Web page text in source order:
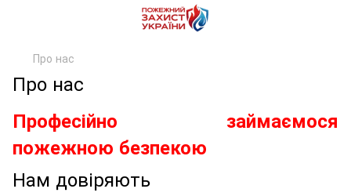
Про нас
Про нас
Професійно займаємося
пожежною безпекою
Нам довіряють